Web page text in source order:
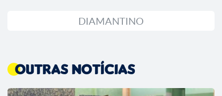
DIAMANTINO
Outras Notícias